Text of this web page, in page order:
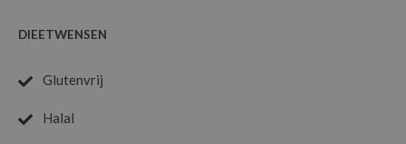
DIEETWENSEN
Glutenvrij
Halal